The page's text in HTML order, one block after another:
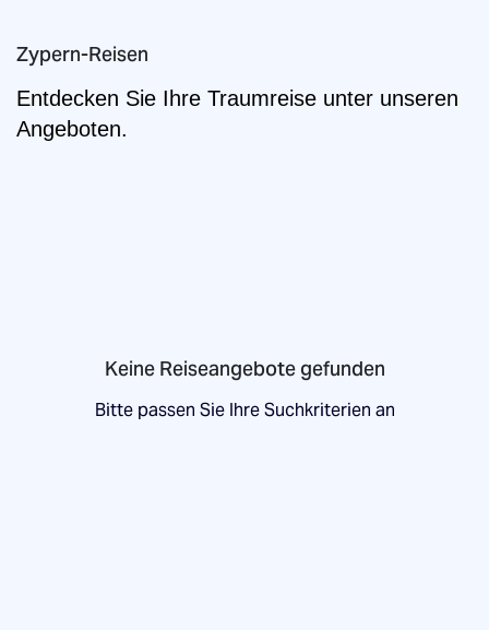
Zypern-Reisen
Entdecken Sie Ihre Traumreise unter unseren
Angeboten.
Keine Reiseangebote gefunden
Bitte passen Sie Ihre Suchkriterien an